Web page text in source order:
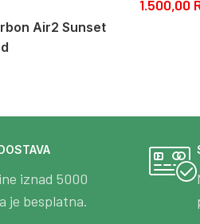
Air2 Sunset
1.500,00
iznad 5000
je besplatna.